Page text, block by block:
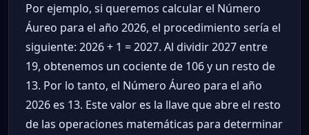
Por ejemplo, si queremos calcular el Número
Áureo para el año 2026, el procedimiento sería el
siguiente: 2026 + 1 = 2027. Al dividir 2027 entre
19, obtenemos un cociente de 106 y un resto de
13. Por lo tanto, el Número Áureo para el año
2026 es 13. Este valor es la llave que abre el resto
de las operaciones matemáticas para determinar